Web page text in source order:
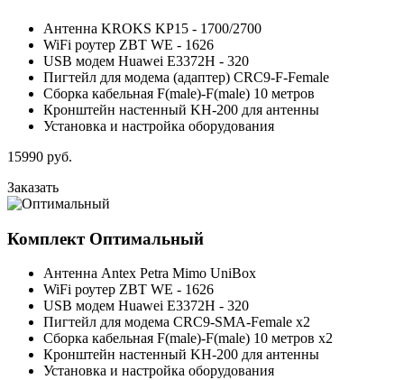
Антенна KROKS KP15 - 1700/2700
WiFi роутер ZBT WE - 1626
USB модем Huawei E3372H - 320
Пигтейл для модема (адаптер) CRC9-F-Female
Сборка кабельная F(male)-F(male) 10 метров
Кронштейн настенный KH-200 для антенны
Установка и настройка оборудования
15990 руб.
Заказать
Комплект Оптимальный
Антенна Antex Petra Mimo UniBox
WiFi роутер ZBT WE - 1626
USB модем Huawei E3372H - 320
Пигтейл для модема CRC9-SMA-Female x2
Сборка кабельная F(male)-F(male) 10 метров x2
Кронштейн настенный KH-200 для антенны
Установка и настройка оборудования